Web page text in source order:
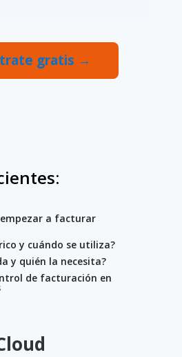
gratis →
a facturar
y cuándo se utiliza?
y quién la necesita?
de facturación en